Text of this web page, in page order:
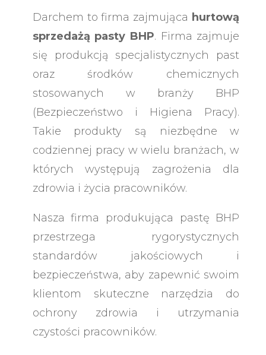
Darchem to firma zajmująca hurtową
sprzedażą pasty BHP. Firma zajmuje
się produkcją specjalistycznych past
oraz środków chemicznych
stosowanych w branży BHP
(Bezpieczeństwo i Higiena Pracy).
Takie produkty są niezbędne w
codziennej pracy w wielu branżach, w
których występują zagrożenia dla
zdrowia i życia pracowników.
Nasza firma produkująca pastę BHP
przestrzega rygorystycznych
standardów jakościowych i
bezpieczeństwa, aby zapewnić swoim
klientom skuteczne narzędzia do
ochrony zdrowia i utrzymania
czystości pracowników.